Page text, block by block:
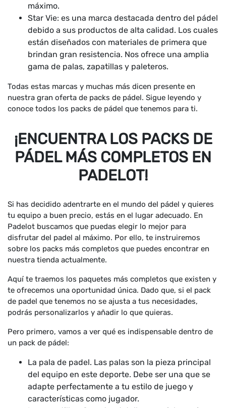
máximo.
Star Vie: es una marca destacada dentro del pádel
debido a sus productos de alta calidad. Los cuales
están diseñados con materiales de primera que
brindan gran resistencia. Nos ofrece una amplia
gama de palas, zapatillas y paleteros.
Todas estas marcas y muchas más dicen presente en
nuestra gran oferta de packs de pádel. Sigue leyendo y
conoce todos los packs de pádel que tenemos para ti.
¡ENCUENTRA LOS PACKS DE
PÁDEL MÁS COMPLETOS EN
PADELOT!
Si has decidido adentrarte en el mundo del pádel y quieres
tu equipo a buen precio, estás en el lugar adecuado. En
Padelot buscamos que puedas elegir lo mejor para
disfrutar del padel al máximo. Por ello, te instruiremos
sobre los packs más completos que puedes encontrar en
nuestra tienda actualmente.
Aquí te traemos los paquetes más completos que existen y
te ofrecemos una oportunidad única. Dado que, si el pack
de padel que tenemos no se ajusta a tus necesidades,
podrás personalizarlos y añadir lo que quieras.
Pero primero, vamos a ver qué es indispensable dentro de
un pack de pádel:
La pala de padel. Las palas son la pieza principal
del equipo en este deporte. Debe ser una que se
adapte perfectamente a tu estilo de juego y
características como jugador.